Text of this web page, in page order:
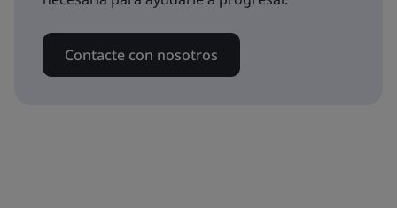
Contacte con nosotros